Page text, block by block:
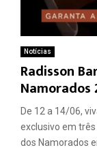
Notícias
Radisson
Namorados
De 12 a 14/06,
exclusivo em
dos Namorados